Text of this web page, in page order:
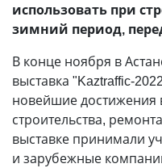
использовать при
зимний период,
В конце ноября в
выставка "Kaztraffic-
новейшие достижения
строительства,
выставке принимали
и зарубежные